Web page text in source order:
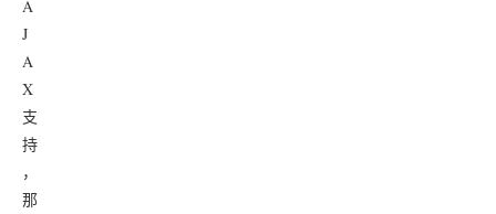
A
J
A
X
支
持
，
那